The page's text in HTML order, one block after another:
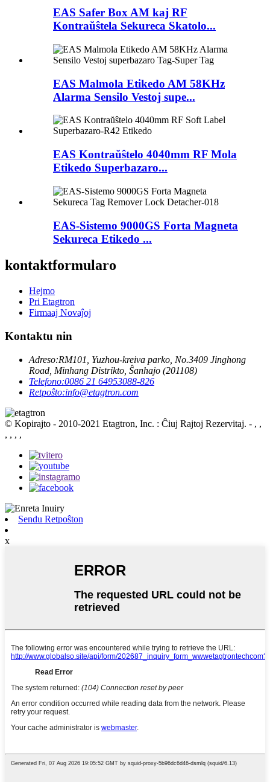
EAS Safer Box AM kaj RF
Kontraŭŝtela Sekureca Skatolo...
EAS Malmola Etikedo AM 58KHz
Alarma Sensilo Vestoj supe...
EAS Kontraŭŝtelo 4040mm RF Mola
Etikedo Superbazaro...
EAS-Sistemo 9000GS Forta Magneta
Sekureca Etikedo ...
kontaktformularo
Hejmo
Pri Etagtron
Firmaaj Novaĵoj
Kontaktu nin
Adreso:RM101, Yuzhou-kreiva parko, No.3409 Jinghong
Road, Minhang Distrikto, Ŝanhajo (201108)
Telefono:0086 21 64953088-826
Retpoŝto:info@etagtron.com
© Kopirajto - 2010-2021 Etagtron, Inc. : Ĉiuj Rajtoj Rezervitaj. - , ,
, , , ,
Sendu Retpoŝton
x